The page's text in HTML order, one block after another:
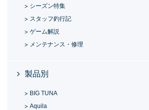
シーズン特集
スタッフ釣行記
ゲーム解説
メンテナンス・修理
製品別
BIG TUNA
Aquila